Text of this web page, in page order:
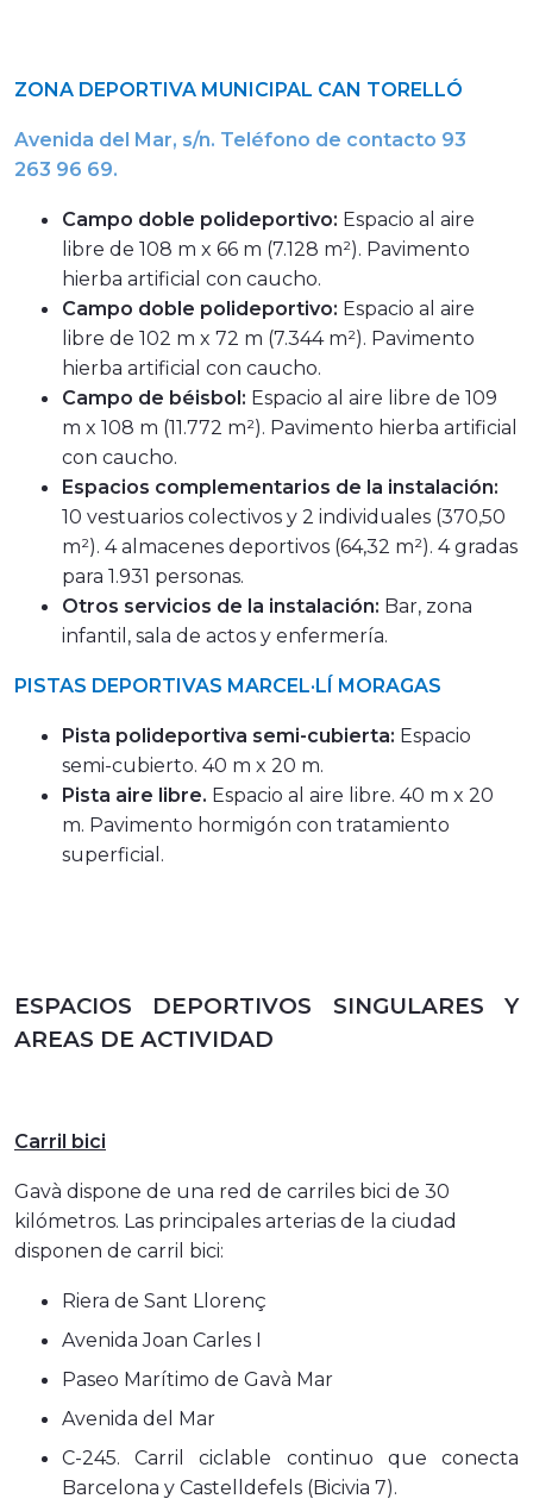
ZONA DEPORTIVA MUNICIPAL CAN TORELLÓ
Avenida del Mar, s/n. Teléfono de contacto 93
263 96 69.
Campo doble polideportivo: Espacio al aire
libre de 108 m x 66 m (7.128 m²). Pavimento
hierba artificial con caucho.
Campo doble polideportivo: Espacio al aire
libre de 102 m x 72 m (7.344 m²). Pavimento
hierba artificial con caucho.
Campo de béisbol: Espacio al aire libre de 109
m x 108 m (11.772 m²). Pavimento hierba artificial
con caucho.
Espacios complementarios de la instalación:
10 vestuarios colectivos y 2 individuales (370,50
m²). 4 almacenes deportivos (64,32 m²). 4 gradas
para 1.931 personas.
Otros servicios de la instalación: Bar, zona
infantil, sala de actos y enfermería.
PISTAS DEPORTIVAS MARCEL·LÍ MORAGAS
Pista polideportiva semi-cubierta: Espacio
semi-cubierto. 40 m x 20 m.
Pista aire libre. Espacio al aire libre. 40 m x 20
m. Pavimento hormigón con tratamiento
superficial.
ESPACIOS DEPORTIVOS SINGULARES Y
AREAS DE ACTIVIDAD
Carril bici
Gavà dispone de una red de carriles bici de 30
kilómetros. Las principales arterias de la ciudad
disponen de carril bici:
Riera de Sant Llorenç
Avenida Joan Carles I
Paseo Marítimo de Gavà Mar
Avenida del Mar
C-245. Carril ciclable continuo que conecta
Barcelona y Castelldefels (Bicivia 7).